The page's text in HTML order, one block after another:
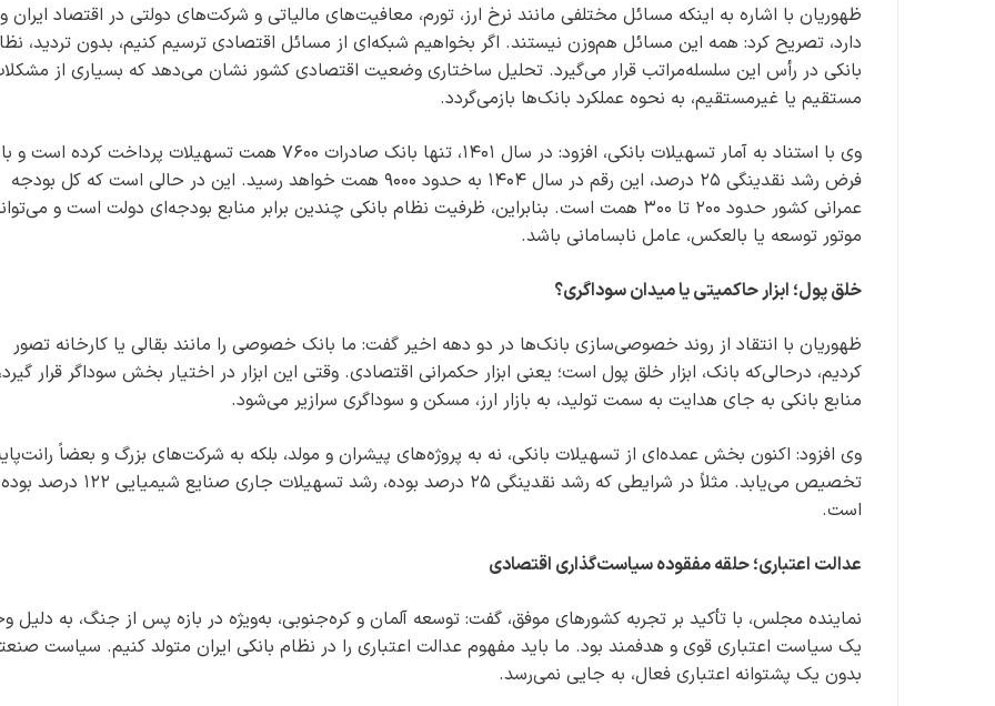
ظهوریان با اشاره به اینکه مسائل مختلفی مانند نرخ ارز، تورم، معافیت‌های مالیاتی و شرکت‌های دولتی در اقتصاد ایران
دارد، تصریح کرد: همه این مسائل هم‌وزن نیستند. اگر بخواهیم شبکه‌ای از مسائل اقتصادی ترسیم کنیم، بدون تردید،
بانکی در رأس این سلسله‌مراتب قرار می‌گیرد. تحلیل ساختاری وضعیت اقتصادی کشور نشان می‌دهد که بسیاری از
مستقیم یا غیرمستقیم، به نحوه عملکرد بانک‌ها بازمی‌گردد.
وی با استناد به آمار تسهیلات بانکی، افزود: در سال ۱۴۰۱، تنها بانک صادرات ۷۶۰۰ همت تسهیلات پرداخت کرده است و با
فرض رشد نقدینگی ۲۵ درصد، این رقم در سال ۱۴۰۴ به حدود ۹۰۰۰ همت خواهد رسید. این در حالی است که کل بودجه
عمرانی کشور حدود ۲۰۰ تا ۳۰۰ همت است. بنابراین، ظرفیت نظام بانکی چندین برابر منابع بودجه‌ای دولت است و
موتور توسعه یا بالعکس، عامل نابسامانی باشد.
خلق پول؛ ابزار حاکمیتی یا میدان سوداگری؟
ظهوریان با انتقاد از روند خصوصی‌سازی بانک‌ها در دو دهه اخیر گفت: ما بانک خصوصی را مانند بقالی یا کارخانه تصور
کردیم، درحالی‌که بانک، ابزار خلق پول است؛ یعنی ابزار حکمرانی اقتصادی. وقتی این ابزار در اختیار بخش سوداگر قرار گیرد،
منابع بانکی به جای هدایت به سمت تولید، به بازار ارز، مسکن و سوداگری سرازیر می‌شود.
وی افزود: اکنون بخش عمده‌ای از تسهیلات بانکی، نه به پروژه‌های پیشران و مولد، بلکه به شرکت‌های بزرگ و بعضاً
تخصیص می‌یابد. مثلاً در شرایطی که رشد نقدینگی ۲۵ درصد بوده، رشد تسهیلات جاری صنایع شیمیایی ۱۲۲ درصد بوده
است.
عدالت اعتباری؛ حلقه مفقوده سیاست‌گذاری اقتصادی
نماینده مجلس، با تأکید بر تجربه کشورهای موفق، گفت: توسعه آلمان و کره‌جنوبی، به‌ویژه در بازه پس از جنگ، به دلیل
یک سیاست اعتباری قوی و هدفمند بود. ما باید مفهوم عدالت اعتباری را در نظام بانکی ایران متولد کنیم. سیاست
بدون یک پشتوانه اعتباری فعال، به جایی نمی‌رسد.